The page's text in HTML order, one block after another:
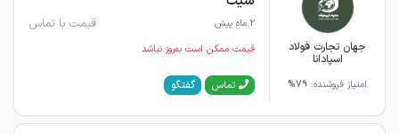
جهان تجارت فولاد
اسپادانا
امتیاز فروشنده: 79%
2 ماه پیش قیمت با تماس
قیمت ممکن است به‌روز نباشد
تماس گفتگو